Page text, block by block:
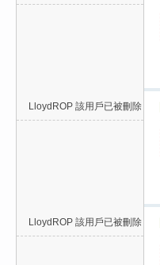
LloydROP 該用戶已被刪除
LloydROP 該用戶已被刪除